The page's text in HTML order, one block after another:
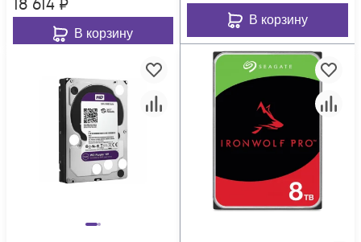
18 614 ₽
В корзину
В корзину